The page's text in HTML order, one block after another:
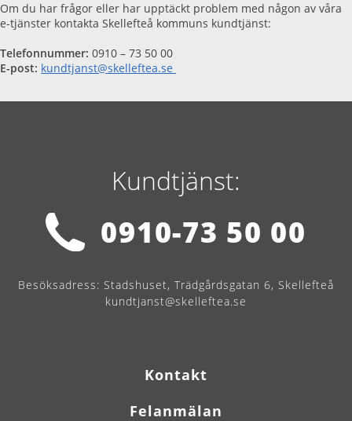
Om du har frågor eller har upptäckt problem med någon av våra
e-tjänster kontakta Skellefteå kommuns kundtjänst:
Telefonnummer: 0910 – 73 50 00
E-post: kundtjanst@skelleftea.se
Kundtjänst:
0910-73 50 00
Besöksadress: Stadshuset, Trädgårdsgatan 6, Skellefteå
kundtjanst@skelleftea.se
Kontakt
Felanmälan